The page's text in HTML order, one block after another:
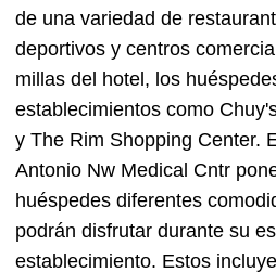
de una variedad de
deportivos y centros
millas del hotel, los
establecimientos como
y The Rim Shopping Center.
Antonio Nw Medical Cntr
huéspedes diferentes
podrán disfrutar durante su
establecimiento. Estos